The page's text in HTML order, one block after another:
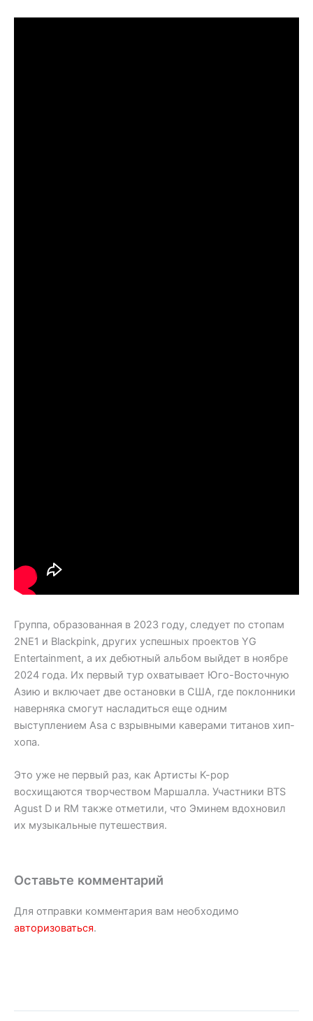
Группа, образованная в 2023 году, следует по стопам
2NE1 и Blackpink, других успешных проектов YG
Entertainment, а их дебютный альбом выйдет в ноябре
2024 года. Их первый тур охватывает Юго-Восточную
Азию и включает две остановки в США, где поклонники
наверняка смогут насладиться еще одним
выступлением Asa с взрывными каверами титанов хип-
хопа.
Это уже не первый раз, как Артисты K-pop
восхищаются творчеством Маршалла. Участники BTS
Agust D и RM также отметили, что Эминем вдохновил
их музыкальные путешествия.
Оставьте комментарий
Для отправки комментария вам необходимо
авторизоваться.